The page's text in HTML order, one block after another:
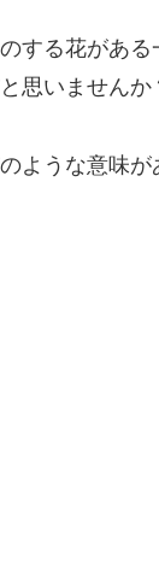
する花があ
思いませんか
ような意味が